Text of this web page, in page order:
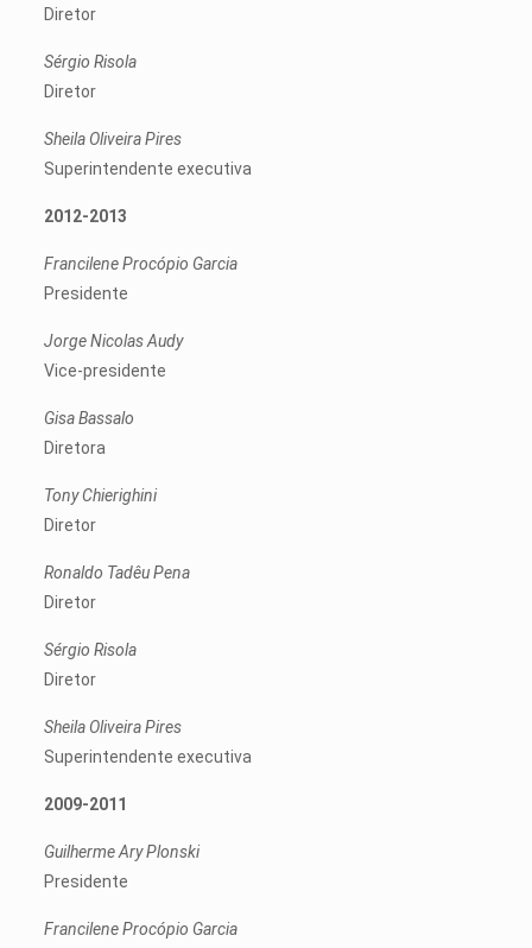
Diretor
Sérgio Risola
Diretor
Sheila Oliveira Pires
Superintendente executiva
2012-2013
Francilene Procópio Garcia
Presidente
Jorge Nicolas Audy
Vice-presidente
Gisa Bassalo
Diretora
Tony Chierighini
Diretor
Ronaldo Tadêu Pena
Diretor
Sérgio Risola
Diretor
Sheila Oliveira Pires
Superintendente executiva
2009-2011
Guilherme Ary Plonski
Presidente
Francilene Procópio Garcia